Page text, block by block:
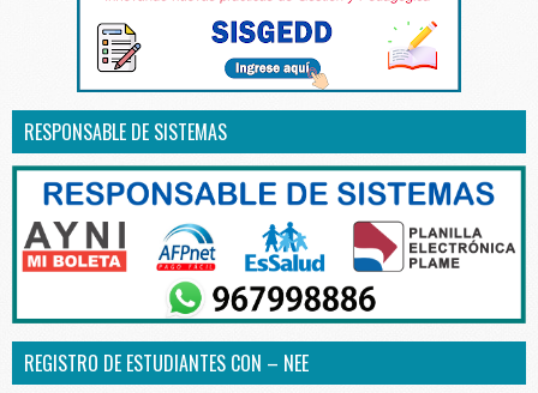
RESPONSABLE DE SISTEMAS
REGISTRO DE ESTUDIANTES CON – NEE